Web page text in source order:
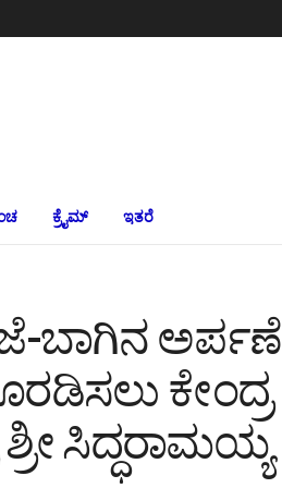
ಕ್ರೈಮ್‌ ಇತರೆ
ಬಾಗಿನ ಅರ್ಪಣೆ
ಕೇಂದ್ರ
ಸಿದ್ಧರಾಮಯ್ಯ